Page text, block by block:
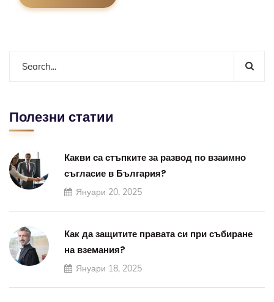
Полезни статии
Какви са стъпките за развод по взаимно
съгласие в България?
Януари 20, 2025
Как да защитите правата си при събиране
на вземания?
Януари 18, 2025